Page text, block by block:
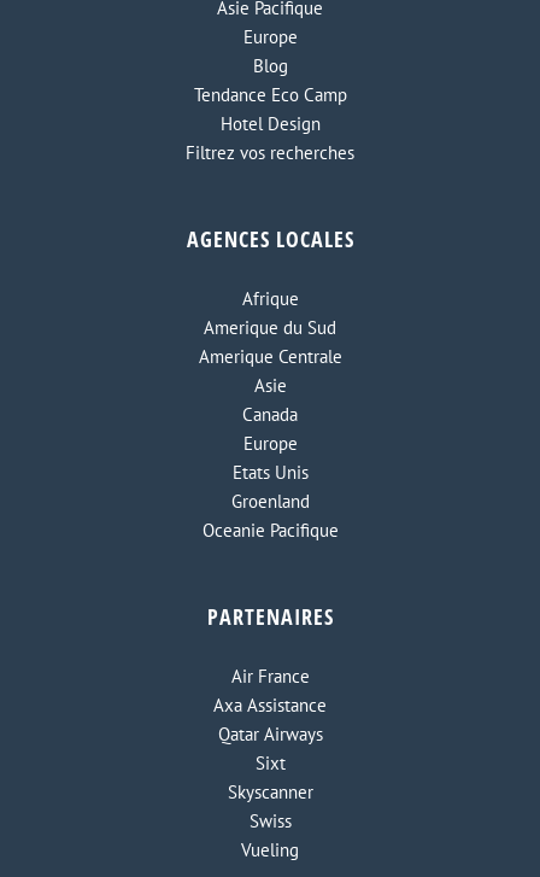
Asie Pacifique
Europe
Blog
Tendance Eco Camp
Hotel Design
Filtrez vos recherches
AGENCES LOCALES
Afrique
Amerique du Sud
Amerique Centrale
Asie
Canada
Europe
Etats Unis
Groenland
Oceanie Pacifique
PARTENAIRES
Air France
Axa Assistance
Qatar Airways
Sixt
Skyscanner
Swiss
Vueling